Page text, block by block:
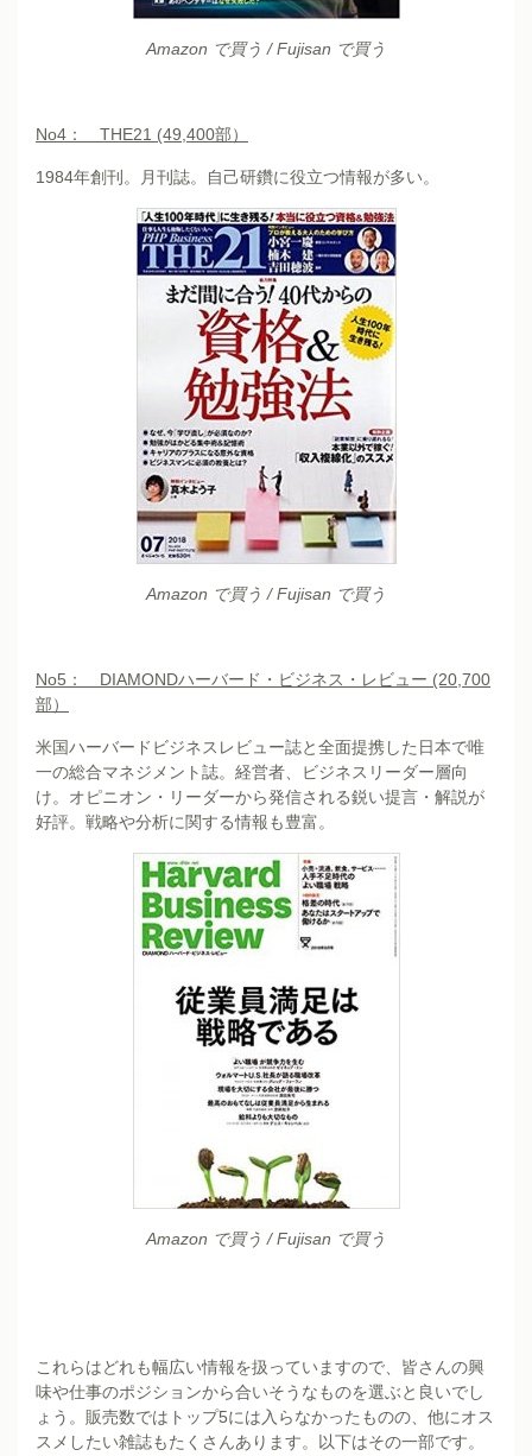
Amazon で買う /Fujisan で買う
No4 ： THE21 (49,400部）
1984年創刊。月刊誌。自己研鑽に役立つ情報が多い。
Amazon で買う /Fujisan で買う
No5 ： DIAMONDハーバード・ビジネス・レビュー (20,700
部）
米国ハーバードビジネスレビュー誌と全面提携した日本で唯
一の総合マネジメント誌。経営者、ビジネスリーダー層向
け。オピニオン・リーダーから発信される鋭い提言・解説が
好評。戦略や分析に関する情報も豊富。
Amazon で買う /Fujisan で買う
これらはどれも幅広い情報を扱っていますので、皆さんの興
味や仕事のポジションから合いそうなものを選ぶと良いでし
ょう。販売数ではトップ5には入らなかったものの、他にオス
スメしたい雑誌もたくさんあります。以下はその一部です。